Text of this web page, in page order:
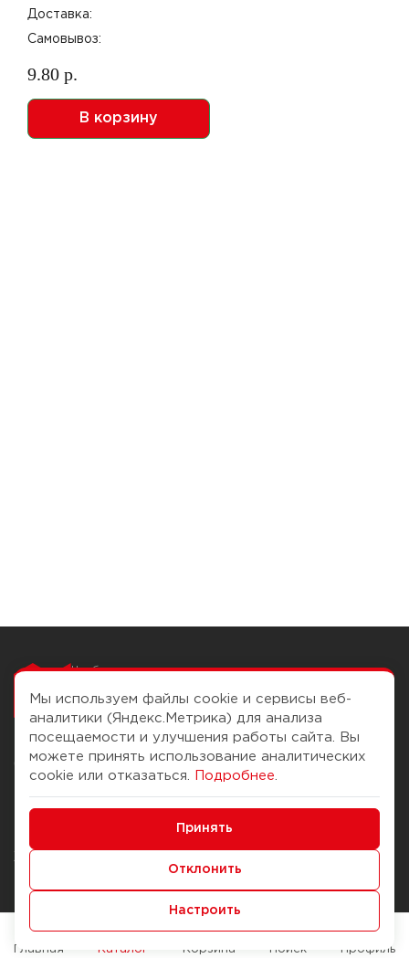
Доставка:
Самовывоз:
9.80 р.
В корзину
Чтобы вам легко
О компании
История Компании
Журнал
Наши марки
Брендирование
Помощь
Доставка и оплата
Способы оплаты
Служба контроля качества
Мы используем файлы cookie и сервисы веб-
аналитики (Яндекс.Метрика) для анализа
посещаемости и улучшения работы сайта. Вы
можете принять использование аналитических
cookie или отказаться.
Подробнее
Принять
Отклонить
Настроить
Главная Каталог Корзина Поиск Профиль